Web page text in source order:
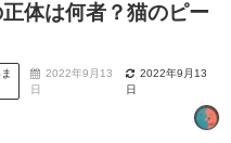
体は何者？猫のピー
2022年9月13
日
2022年9月13
日